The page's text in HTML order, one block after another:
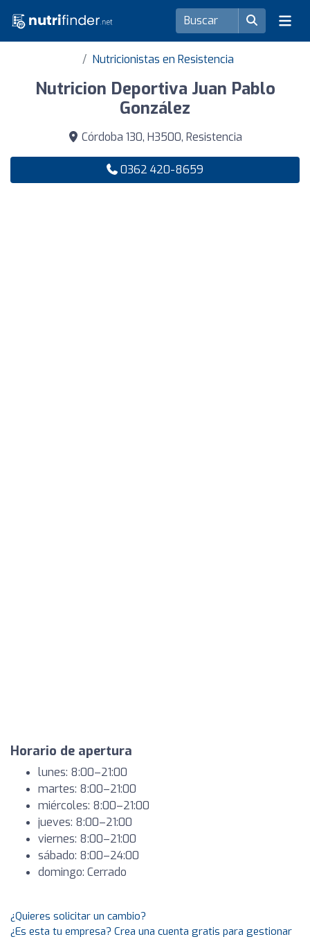
Nutricionistas en Resistencia
Nutricion Deportiva Juan Pablo
González
Córdoba 130, H3500, Resistencia
0362 420-8659
Horario de apertura
lunes: 8:00–21:00
martes: 8:00–21:00
miércoles: 8:00–21:00
jueves: 8:00–21:00
viernes: 8:00–21:00
sábado: 8:00–24:00
domingo: Cerrado
¿Quieres solicitar un cambio?
¿Es esta tu empresa? Crea una cuenta gratis para gestionar